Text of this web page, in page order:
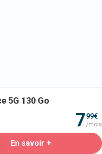
5G 130 Go
799€
/mois
En savoir +